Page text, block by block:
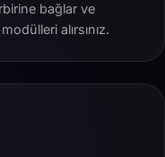
bağlar ve
alırsınız.